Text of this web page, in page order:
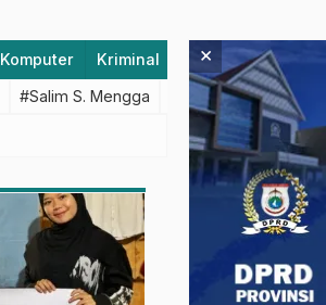
Komputer Kriminal Lifestyle
#Salim S. Mengga #featured #Polda
×